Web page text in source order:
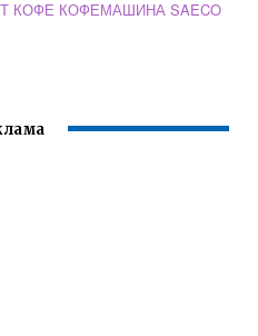
КОФЕ КОФЕМАШИНА SAECO